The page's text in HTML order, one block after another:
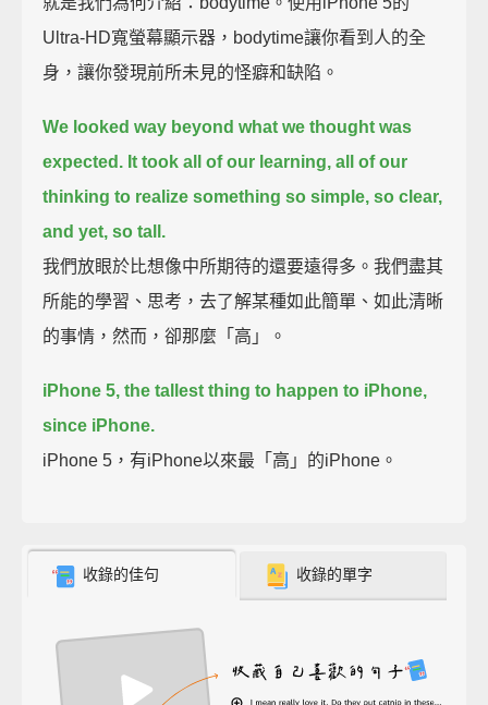
Ultra-HD寬螢幕顯示器，bodytime讓你看到人的全
身，讓你發現前所未見的怪癖和缺陷。
We looked way beyond what we thought was
expected. It took all of our learning, all of our
thinking to realize something so simple, so clear,
and yet, so tall.
我們放眼於比想像中所期待的還要遠得多。我們盡其
所能的學習、思考，去了解某種如此簡單、如此清晰
的事情，然而，卻那麼「高」。
iPhone 5, the tallest thing to happen to iPhone,
since iPhone.
iPhone 5，有iPhone以來最「高」的iPhone。
收錄的佳句 收錄的單字